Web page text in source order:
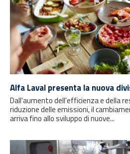
Alfa Laval presenta la nuova
Dall'aumento dell'efficienza e della
riduzione delle emissioni, il
arriva fino allo sviluppo di nuove...